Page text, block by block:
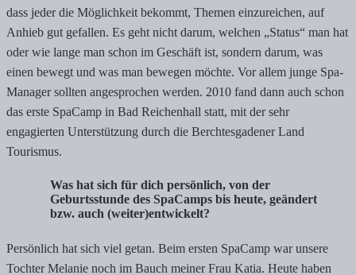
dass jeder die Möglichkeit bekommt, Themen einzureichen, auf
Anhieb gut gefallen. Es geht nicht darum, welchen „Status“ man hat
oder wie lange man schon im Geschäft ist, sondern darum, was
einen bewegt und was man bewegen möchte. Vor allem junge Spa-
Manager sollten angesprochen werden. 2010 fand dann auch schon
das erste SpaCamp in Bad Reichenhall statt, mit der sehr
engagierten Unterstützung durch die Berchtesgadener Land
Tourismus.
Was hat sich für dich persönlich, von der
Geburtsstunde des SpaCamps bis heute, geändert
bzw. auch (weiter)entwickelt?
Persönlich hat sich viel getan. Beim ersten SpaCamp war unsere
Tochter Melanie noch im Bauch meiner Frau Katia. Heute haben